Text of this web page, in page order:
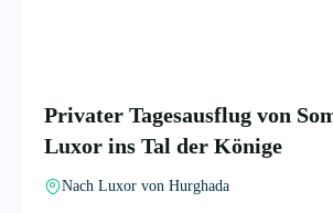
Privater Tagesausflug von
Luxor ins Tal der Könige
Nach Luxor von Hurghada